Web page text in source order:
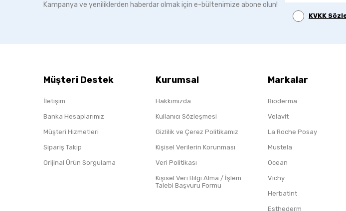
Kampanya ve yeniliklerden haberdar olmak için e-bültenimize abone olun!
KVKK
Müşteri Destek
İletişim
Banka Hesaplarımız
Müşteri Hizmetleri
Sipariş Takip
Orijinal Ürün Sorgulama
Kurumsal
Hakkımızda
Kullanıcı Sözleşmesi
Gizlilik ve Çerez Politikamız
Kişisel Verilerin Korunması
Veri Politikası
Kişisel Veri Bilgi Alma / İşlem
Talebi Başvuru Formu
Markalar
Bioderma
Velavit
La Roche Posay
Mustela
Ocean
Vichy
Herbatint
Esthederm